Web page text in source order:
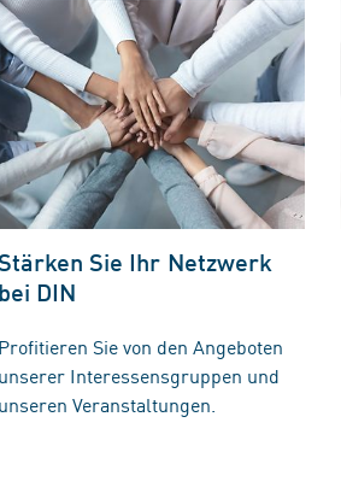
Stärken Sie Ihr Netzwerk
bei DIN
Profitieren Sie von den Angeboten
unserer Interessensgruppen und
unseren Veranstaltungen.